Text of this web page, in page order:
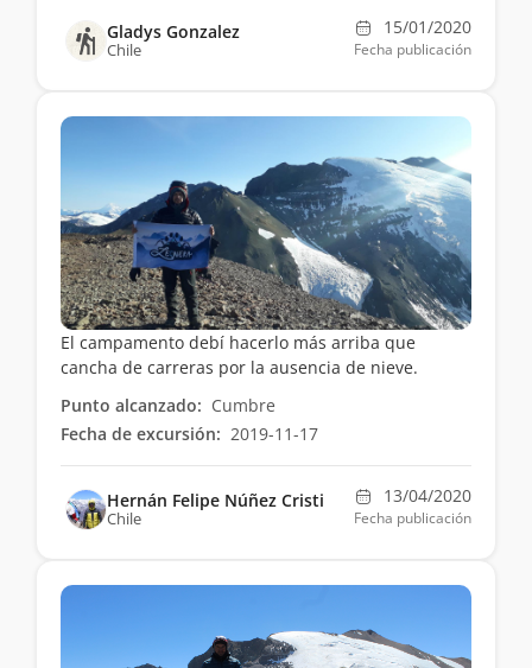
Gladys Gonzalez
Chile
15/01/2020
Fecha publicación
El campamento debí hacerlo más arriba que
cancha de carreras por la ausencia de nieve.
Punto alcanzado: Cumbre
Fecha de excursión: 2019-11-17
Hernán Felipe Núñez Cristi
Chile
13/04/2020
Fecha publicación